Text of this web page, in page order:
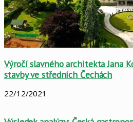
Výročí slavného architekta Jana
stavby ve středních Čechách
22/12/2021